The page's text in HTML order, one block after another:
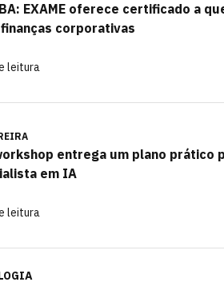
EXAME oferece certificado a
corporativas
leitura
entrega um plano prático
em IA
leitura